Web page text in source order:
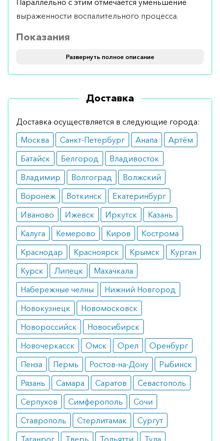
Параллельно с этим отмечается уменьшение
выраженности воспалительного процесса.
Показания
Используется в составе комплексной терапии
для повышения иммунитета при его снижении
верхних дыхательных путей с частыми
Противопоказания
Препарат практически не имеет
противопоказаний. Не следует использовать его
при беременности, а также у пациентов с
повышенной чувствительностью к компонентам
средства. Во время лактации ограничений не
выявлено.
Побочные эффекты
Соблюдение дозировки и отсутствие
противопоказаний гарантирует низкий риск
появления побочных симптомов. В то же время
крайне редко пациенты отмечают появление
высыпаний и болей в области желудка.
Режим дозирования
Назначается один раз в сутки на протяжении 28
дней. После этого следует перерыв также в 28
дней и повторный курс той же
продолжительности. Таблетки следует
принимать, целиком, запивая небольшим
количеством чистой воды.
Развернуть полное описание
Доставка
Доставка осуществляется в следующие города:
Москва
Санкт-Петербург Анапа
Артём
Батайск
Белгород
Владивосток
Владимир
Волгоград
Волжский
Воронеж
Воткинск
Екатеринбург
Иваново
Ижевск Иркутск
Казань
Калуга
Кемерово Киров
Кострома
Краснодар
Красноярск Крымск
Курган
Курск
Липецк
Махачкала
Набережные челны
Нижний Новгород
Новокузнецк
Новомосковск
Новороссийск
Новосибирск
Новочеркасск
Омск Орел
Оренбург
Пенза
Пермь Ростов-на-Дону
Рыбинск
Рязань
Самара Саратов
Севастополь
Серпухов
Симферополь
Сочи
Ставрополь
Стерлитамак
Сургут